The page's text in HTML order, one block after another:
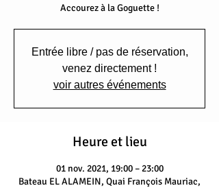
Accourez à la Goguette !
Entrée libre / pas de réservation,
venez directement !
voir autres événements
Heure et lieu
01 nov. 2021, 19:00 – 23:00
Bateau EL ALAMEIN, Quai François Mauriac,